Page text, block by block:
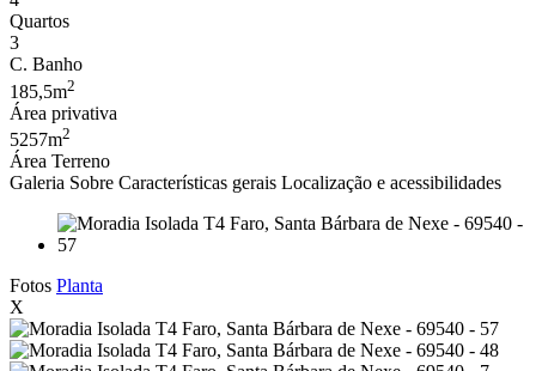
Quartos
3
C. Banho
185,5m2
Área privativa
5257m2
Área Terreno
Galeria Sobre Características gerais Localização e acessibilidades
Fotos Planta
X